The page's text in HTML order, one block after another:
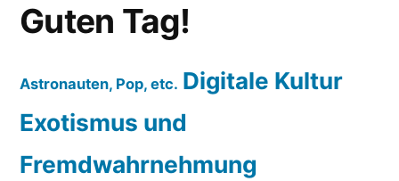
Guten Tag!
Astronauten, Pop, etc. Digitale Kultur
Exotismus und
Fremdwahrnehmung